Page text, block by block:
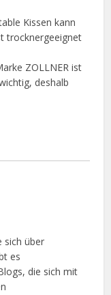
Kissen kann
trocknergeeignet
ZOLLNER ist
deshalb
sich über
es
die sich mit